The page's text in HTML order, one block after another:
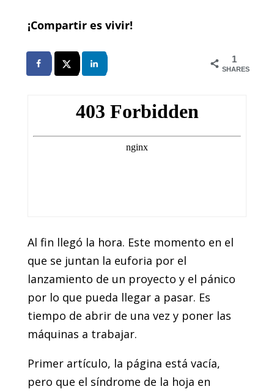
¡Compartir es vivir!
1
SHARES
Al fin llegó la hora. Este momento en el
que se juntan la euforia por el
lanzamiento de un proyecto y el pánico
por lo que pueda llegar a pasar. Es
tiempo de abrir de una vez y poner las
máquinas a trabajar.
Primer artículo, la página está vacía,
pero que el síndrome de la hoja en